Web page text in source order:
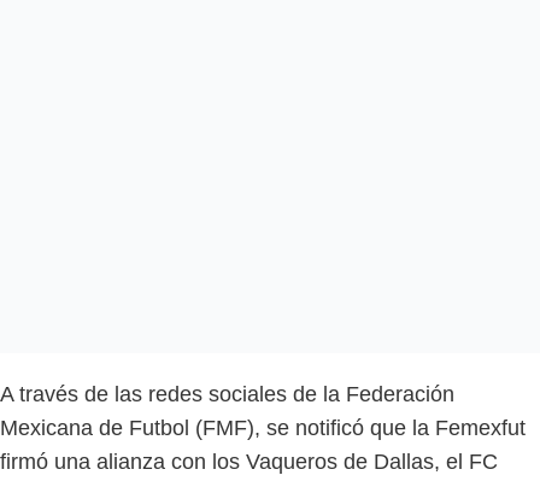
A través de las redes sociales de la Federación
Mexicana de Futbol (FMF), se notificó que la Femexfut
firmó una alianza con los Vaqueros de Dallas, el FC